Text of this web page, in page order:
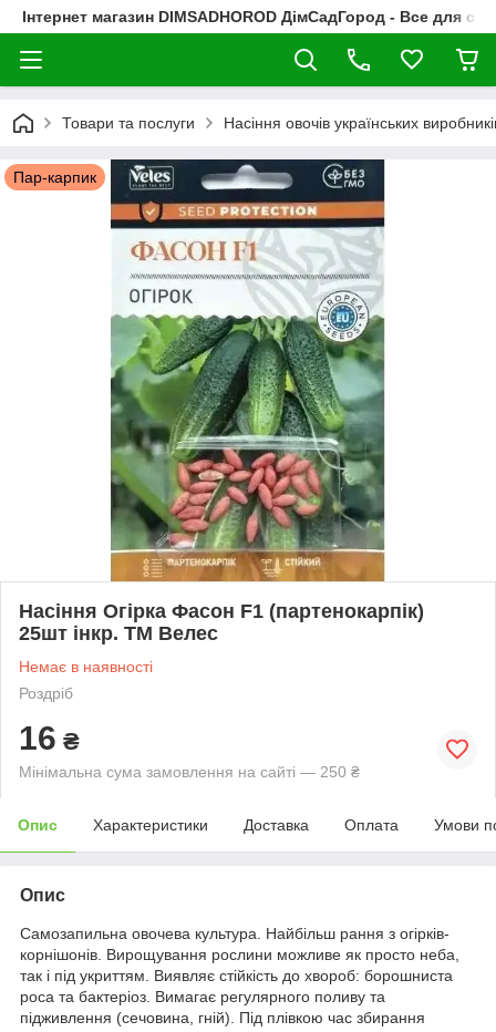
Інтернет магазин DIMSADHOROD ДімСадГород - Все для
Товари та послуги Насіння овочів українських
Пар-карпик
Насіння Огірка Фасон F1 (партенокарпік)
25шт інкр. ТМ Велес
Немає в наявності
Роздріб
16 ₴
Мінімальна сума замовлення на сайті — 250 ₴
Опис Характеристики Доставка Оплата Умови
Опис
Самозапильна овочева культура. Найбільш рання з огірків-
корнішонів. Вирощування рослини можливе як просто неба,
так і під укриттям. Виявляє стійкість до хвороб: борошниста
роса та бактеріоз. Вимагає регулярного поливу та
підживлення (сечовина, гній). Під плівкою час збирання